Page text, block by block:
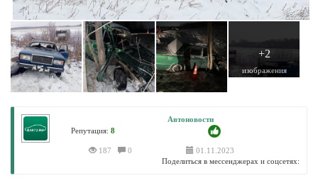
+2
изображения
Автоновости
Репутация:8
187 0
01.11.2023
Поделиться в мессенджерах и соцсетях: